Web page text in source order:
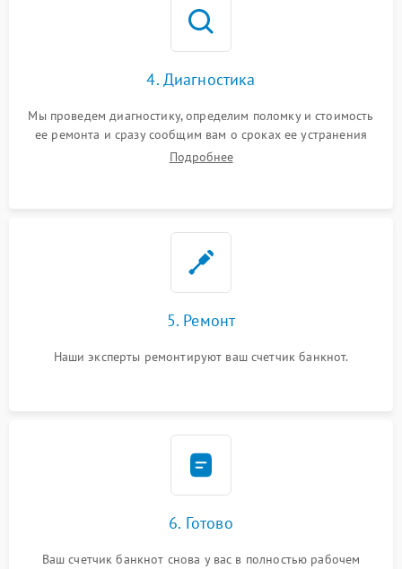
4. Диагностика
Мы проведем диагностику, определим поломку и стоимость
ее ремонта и сразу сообщим вам о сроках ее устранения
Подробнее
5. Ремонт
Наши эксперты ремонтируют ваш счетчик банкнот.
6. Готово
Ваш счетчик банкнот снова у вас в полностью рабочем